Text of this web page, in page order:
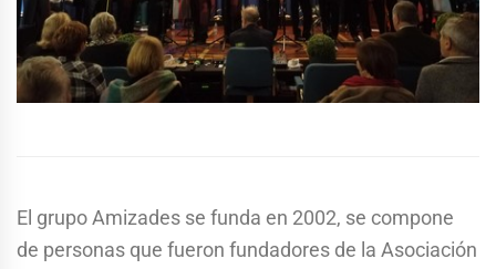
El grupo Amizades se funda en 2002, se compone
de personas que fueron fundadores de la Asociación